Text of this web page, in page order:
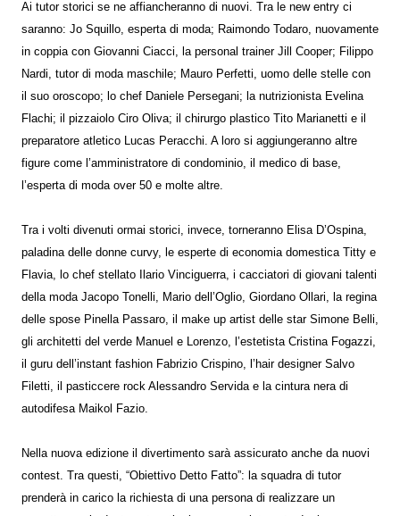
Ai tutor storici se ne affiancheranno di nuovi. Tra le new entry ci
saranno: Jo Squillo, esperta di moda; Raimondo Todaro, nuovamente
in coppia con Giovanni Ciacci, la personal trainer Jill Cooper; Filippo
Nardi, tutor di moda maschile; Mauro Perfetti, uomo delle stelle con
il suo oroscopo; lo chef Daniele Persegani; la nutrizionista Evelina
Flachi; il pizzaiolo Ciro Oliva; il chirurgo plastico Tito Marianetti e il
preparatore atletico Lucas Peracchi. A loro si aggiungeranno altre
figure come l’amministratore di condominio, il medico di base,
l’esperta di moda over 50 e molte altre.
Tra i volti divenuti ormai storici, invece, torneranno Elisa D’Ospina,
paladina delle donne curvy, le esperte di economia domestica Titty e
Flavia, lo chef stellato Ilario Vinciguerra, i cacciatori di giovani talenti
della moda Jacopo Tonelli, Mario dell’Oglio, Giordano Ollari, la regina
delle spose Pinella Passaro, il make up artist delle star Simone Belli,
gli architetti del verde Manuel e Lorenzo, l’estetista Cristina Fogazzi,
il guru dell’instant fashion Fabrizio Crispino, l’hair designer Salvo
Filetti, il pasticcere rock Alessandro Servida e la cintura nera di
autodifesa Maikol Fazio.
Nella nuova edizione il divertimento sarà assicurato anche da nuovi
contest. Tra questi, “Obiettivo Detto Fatto”: la squadra di tutor
prenderà in carico la richiesta di una persona di realizzare un